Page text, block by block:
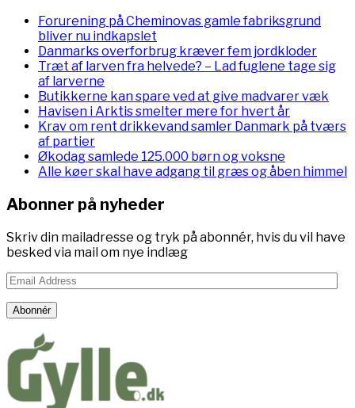
Forurening på Cheminovas gamle fabriksgrund
bliver nu indkapslet
Danmarks overforbrug kræver fem jordkloder
Træt af larven fra helvede? – Lad fuglene tage sig
af larverne
Butikkerne kan spare ved at give madvarer væk
Havisen i Arktis smelter mere for hvert år
Krav om rent drikkevand samler Danmark på tværs
af partier
Økodag samlede 125.000 børn og voksne
Alle køer skal have adgang til græs og åben himmel
Abonner på nyheder
Skriv din mailadresse og tryk på abonnér, hvis du vil have
besked via mail om nye indlæg
Email
Address
Abonnér